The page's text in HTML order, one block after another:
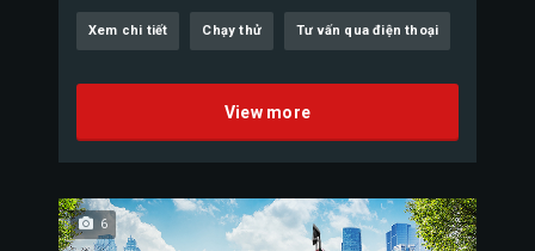
Xem chi tiết Chạy thử Tư vấn qua điện thoại
View more
6